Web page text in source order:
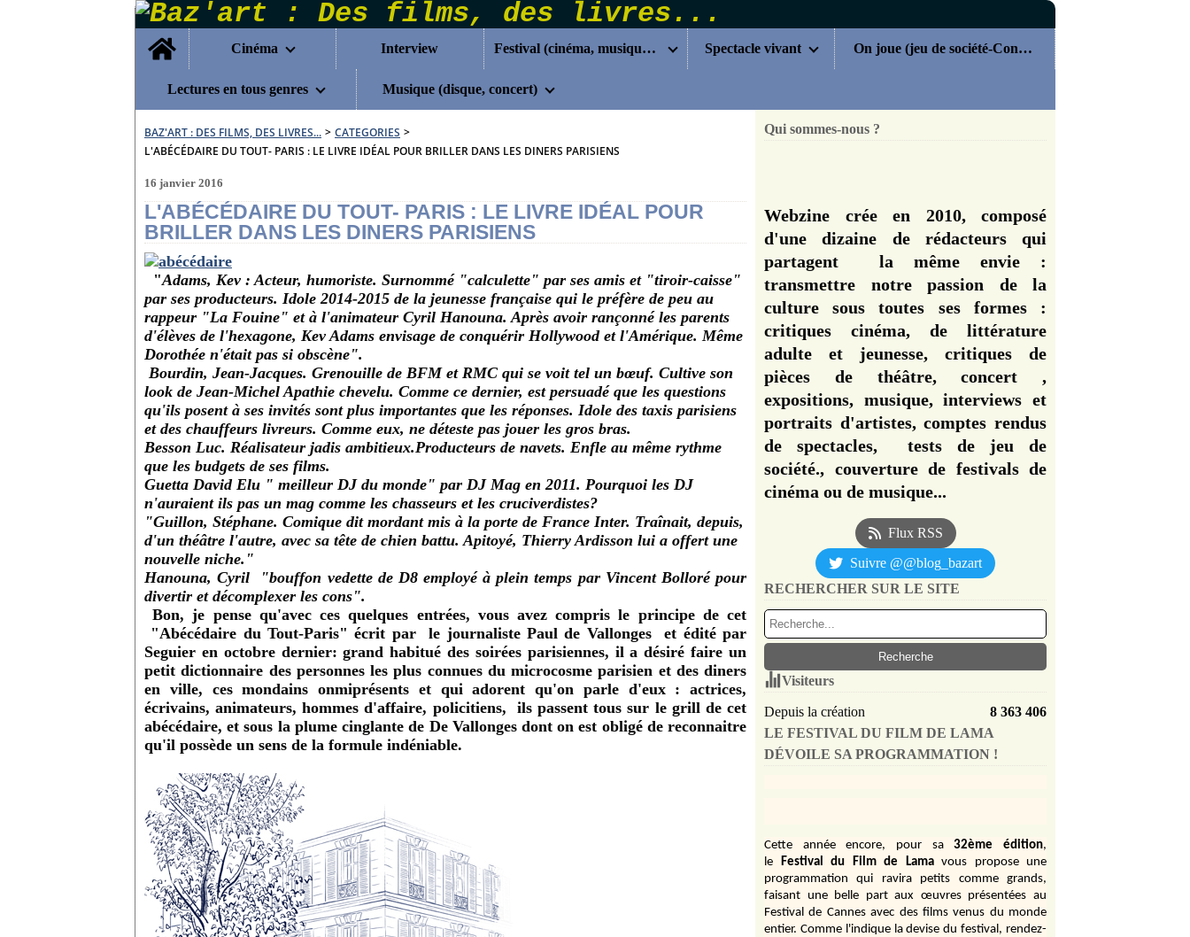
Home
Cinéma
Interview Festival (cinéma, musique...) Spectacle vivant On joue (jeu de société-Concours)
Lectures en tous genres Musique (disque, concert)
BAZ'ART : DES FILMS, DES LIVRES... > CATEGORIES >
L'ABÉCÉDAIRE DU TOUT- PARIS : LE LIVRE IDÉAL POUR BRILLER DANS LES DINERS PARISIENS
16 janvier 2016
L'ABÉCÉDAIRE DU TOUT- PARIS : LE LIVRE IDÉAL POUR
BRILLER DANS LES DINERS PARISIENS
"Adams, Kev : Acteur, humoriste. Surnommé "calculette" par ses amis et "tiroir-caisse"
par ses producteurs. Idole 2014-2015 de la jeunesse française qui le préfère de peu au
rappeur "La Fouine" et à l'animateur Cyril Hanouna. Après avoir rançonné les parents
d'élèves de l'hexagone, Kev Adams envisage de conquérir Hollywood et l'Amérique. Même
Dorothée n'était pas si obscène".
Bourdin, Jean-Jacques. Grenouille de BFM et RMC qui se voit tel un bœuf. Cultive son
look de Jean-Michel Apathie chevelu. Comme ce dernier, est persuadé que les questions
qu'ils posent à ses invités sont plus importantes que les réponses. Idole des taxis parisiens
et des chauffeurs livreurs. Comme eux, ne déteste pas jouer les gros bras.
Besson Luc. Réalisateur jadis ambitieux.Producteurs de navets. Enfle au même rythme
que les budgets de ses films.
Guetta David Elu " meilleur DJ du monde" par DJ Mag en 2011. Pourquoi les DJ
n'auraient ils pas un mag comme les chasseurs et les cruciverdistes?
"Guillon, Stéphane. Comique dit mordant mis à la porte de France Inter. Traînait, depuis,
d'un théâtre l'autre, avec sa tête de chien battu. Apitoyé, Thierry Ardisson lui a offert une
nouvelle niche."
Hanouna, Cyril "bouffon vedette de D8 employé à plein temps par Vincent Bolloré pour
divertir et décomplexer les cons".
Bon, je pense qu'avec ces quelques entrées, vous avez compris le principe de cet
"Abécédaire du Tout-Paris" écrit par le journaliste Paul de Vallonges et édité par
Seguier en octobre dernier: grand habitué des soirées parisiennes, il a désiré faire un
petit dictionnaire des personnes les plus connues du microcosme parisien et des diners
en ville, ces mondains onmiprésents et qui adorent qu'on parle d'eux : actrices,
écrivains, animateurs, hommes d'affaire, policitiens, ils passent tous sur le grill de cet
abécédaire, et sous la plume cinglante de De Vallonges dont on est obligé de reconnaitre
qu'il possède un sens de la formule indéniable.
Qui sommes-nous ?
Webzine crée en 2010, composé
d'une dizaine de rédacteurs qui
partagent la même envie :
transmettre notre passion de la
culture sous toutes ses formes :
critiques cinéma, de littérature
adulte et jeunesse, critiques de
pièces de théâtre, concert ,
expositions, musique, interviews et
portraits d'artistes, comptes rendus
de spectacles, tests de jeu de
société., couverture de festivals de
cinéma ou de musique...
Flux RSS
Suivre @@blog_bazart
RECHERCHER SUR LE SITE
Visiteurs
Depuis la création
8 363 406
LE FESTIVAL DU FILM DE LAMA
DÉVOILE SA PROGRAMMATION !
Cette année encore, pour sa 32ème édition,
le Festival du Film de Lama vous propose une
programmation qui ravira petits comme grands,
faisant une belle part aux œuvres présentées au
Festival de Cannes avec des films venus du monde
entier. Comme l'indique la devise du festival, rendez-